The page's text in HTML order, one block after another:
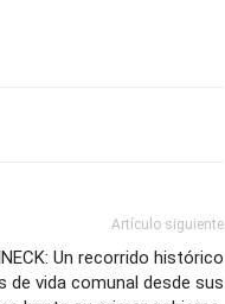
Artículo siguiente
Un recorrido histórico
de vida comunal desde sus